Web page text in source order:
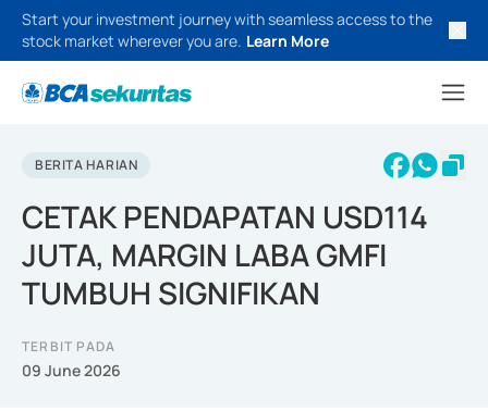
Start your investment journey with seamless access to the
stock market wherever you are. Learn More
BERITA HARIAN
CETAK PENDAPATAN USD114
JUTA, MARGIN LABA GMFI
TUMBUH SIGNIFIKAN
TERBIT PADA
09 June 2026